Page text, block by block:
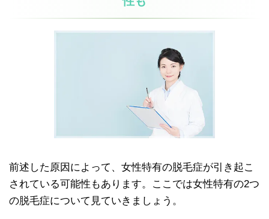
前述した原因によって、女性特有の脱毛症が引き起こ
されている可能性もあります。ここでは女性特有の2つ
の脱毛症について見ていきましょう。